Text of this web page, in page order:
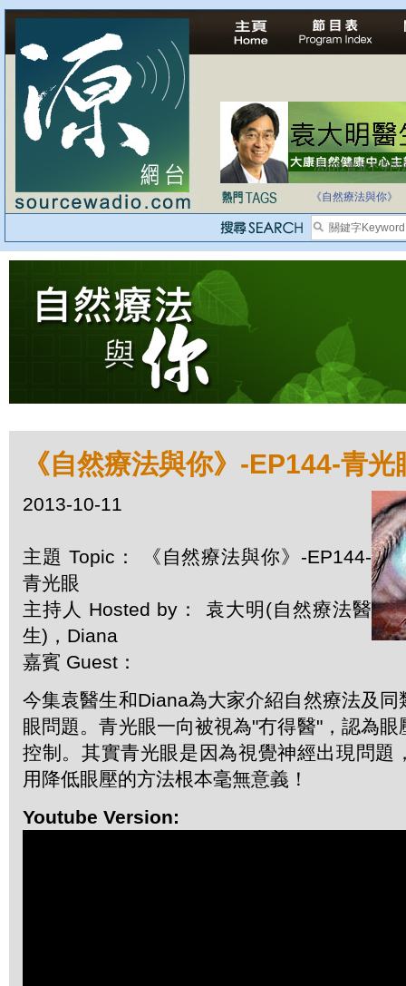
法治社會並不等同
《自然療法與你》
《自然療法與你》-EP144-青光
2013-10-11
主題 Topic： 《自然療法與你》-EP144-
青光眼
主持人 Hosted by： 袁大明(自然療法醫
生)，Diana
嘉賓 Guest：
今集袁醫生和Diana為大家介紹自然療法及
眼問題。青光眼一向被視為"冇得醫"，認為
控制。其實青光眼是因為視覺神經出現問題
用降低眼壓的方法根本毫無意義！
Youtube Version: